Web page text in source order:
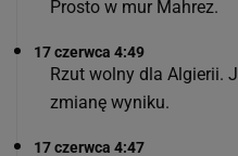
Prosto w mur Mahrez.
17 czerwca 4:49
Rzut wolny dla Algierii.
zmianę wyniku.
17 czerwca 4:47